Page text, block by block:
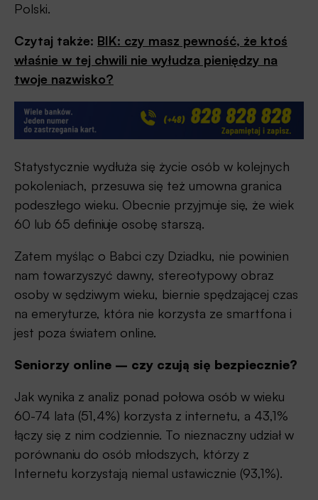
Polski.
Czytaj także: BIK: czy masz pewność, że ktoś
właśnie w tej chwili nie wyłudza pieniędzy na
twoje nazwisko?
Statystycznie wydłuża się życie osób w kolejnych
pokoleniach, przesuwa się też umowna granica
podeszłego wieku. Obecnie przyjmuje się, że wiek
60 lub 65 definiuje osobę starszą.
Zatem myśląc o Babci czy Dziadku, nie powinien
nam towarzyszyć dawny, stereotypowy obraz
osoby w sędziwym wieku, biernie spędzającej czas
na emeryturze, która nie korzysta ze smartfona i
jest poza światem online.
Seniorzy online – czy czują się bezpiecznie?
Jak wynika z analiz ponad połowa osób w wieku
60-74 lata (51,4%) korzysta z internetu, a 43,1%
łączy się z nim codziennie. To nieznaczny udział w
porównaniu do osób młodszych, którzy z
Internetu korzystają niemal ustawicznie (93,1%).